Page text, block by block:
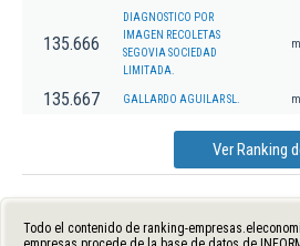
135.666
DIAGNOSTICO POR
IMAGEN RECOLETAS
SEGOVIA SOCIEDAD
LIMITADA.
135.667 GALLARDO AGUILAR SL.
Ver Ranking
Todo el contenido de ranking-